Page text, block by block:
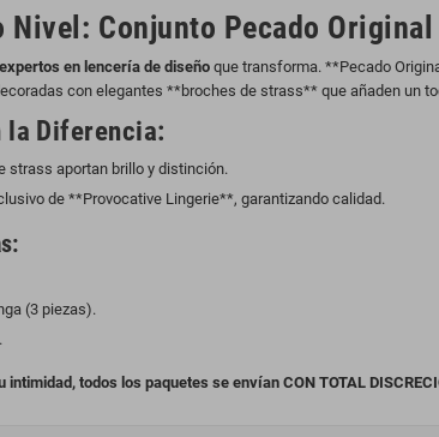
Nivel: Conjunto Pecado
expertos en lencería de diseño que transforma. **Pecado
con elegantes **broches de strass** que añaden un
la Diferencia:
strass aportan brillo y distinción.
de **Provocative Lingerie**, garantizando calidad.
(3 piezas).
todos los paquetes se envían CON TOTAL